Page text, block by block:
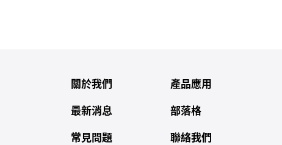
關於我們 產品應用
最新消息 部落格
常見問題 聯絡我們